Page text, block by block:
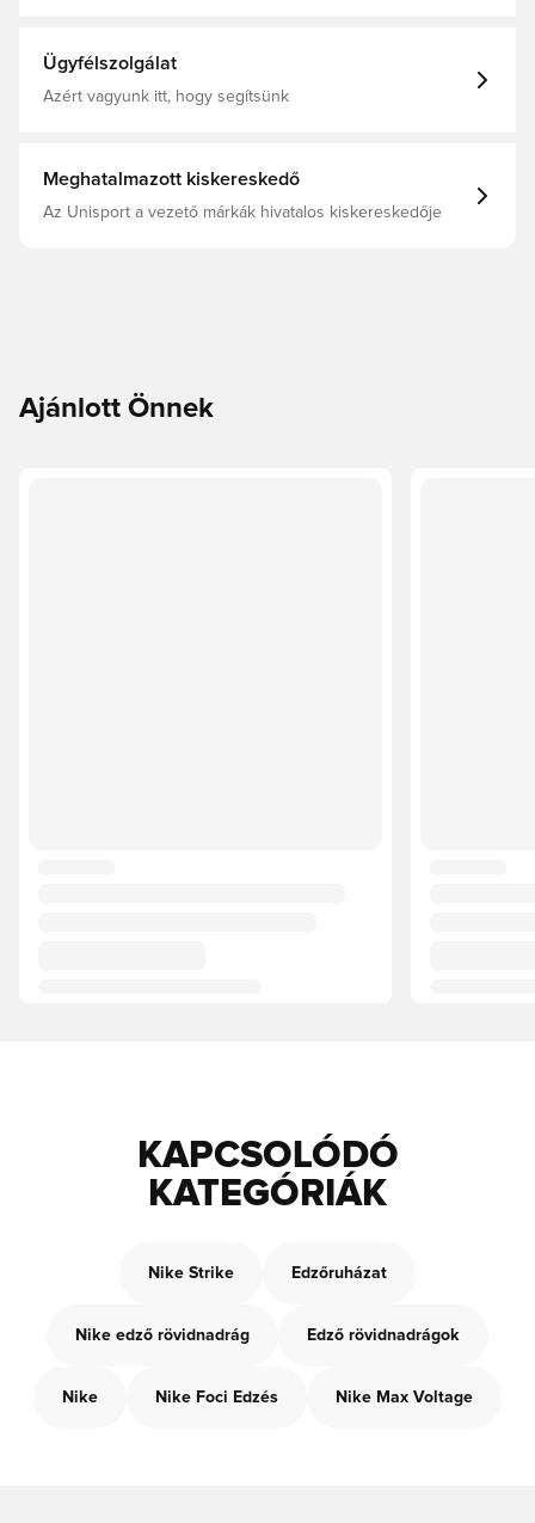
Ügyfélszolgálat
Azért vagyunk itt, hogy segítsünk
Meghatalmazott kiskereskedő
Az Unisport a vezető márkák hivatalos kiskereskedője
Ajánlott Önnek
KAPCSOLÓDÓ
KATEGÓRIÁK
Nike Strike Edzőruházat
Nike edző rövidnadrág Edző rövidnadrágok
Nike Nike Foci Edzés Nike Max Voltage